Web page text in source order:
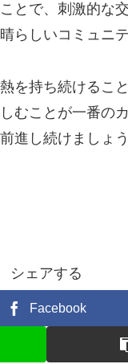
とで、刺激的な
らしいコミュニ
を持ち続けるこ
むことが一番の
進し続けましょ
シェアする
Facebook